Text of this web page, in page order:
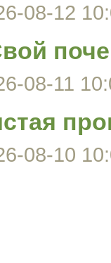
08-12
08-11
08-10